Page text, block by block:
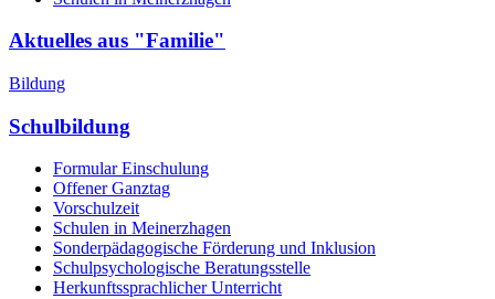
Aktuelles aus "Familie"
Bildung
Schulbildung
Formular Einschulung
Offener Ganztag
Vorschulzeit
Schulen in Meinerzhagen
Sonderpädagogische Förderung und Inklusion
Schulpsychologische Beratungsstelle
Herkunftssprachlicher Unterricht